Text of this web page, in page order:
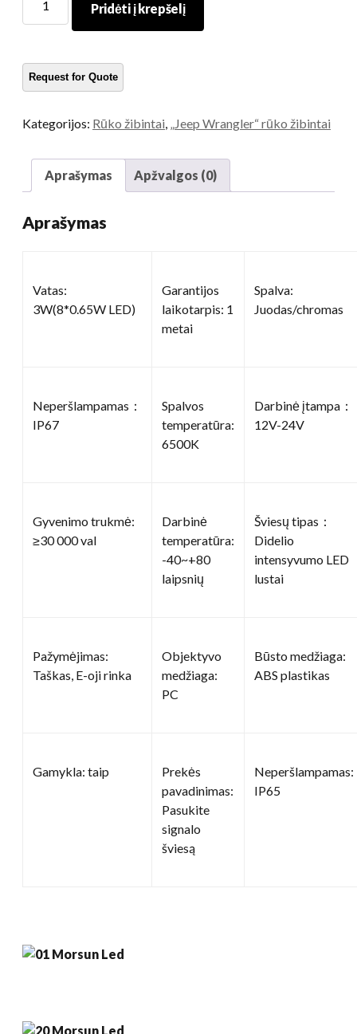
priekiniai
kiekis
Pridėti į krepšelį
Kategorijos: Rūko žibintai „Jeep Wrangler“ rūko žibintai
Aprašymas Apžvalgos (0)
Aprašymas
Vatas:
3W(8*0.65W LED)
Garantijos
laikotarpis: 1
metai
Spalva:
Juodas/chromas
Neperšlampamas：
IP67
Spalvos
temperatūra:
6500K
Darbinė įtampa：
12V-24V
Gyvenimo trukmė:
≥30 000 val
Darbinė
temperatūra:
-40~+80
laipsnių
Šviesų tipas：
Didelio
intensyvumo LED
lustai
Pažymėjimas:
Taškas, E-oji rinka
Objektyvo
medžiaga:
PC
Būsto medžiaga:
ABS plastikas
Gamykla: taip
Prekės
pavadinimas:
Pasukite
signalo
šviesą
Neperšlampamas:
IP65